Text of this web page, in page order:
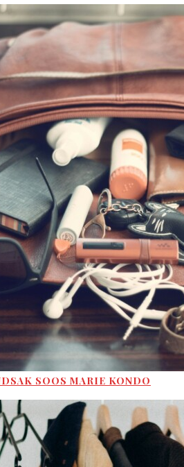
SOOS MARIE KONDO